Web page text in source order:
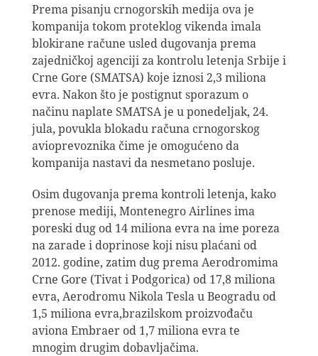
Prema pisanju crnogorskih medija ova je
kompanija tokom proteklog vikenda imala
blokirane račune usled dugovanja prema
zajedničkoj agenciji za kontrolu letenja Srbije i
Crne Gore (SMATSA) koje iznosi 2,3 miliona
evra. Nakon što je postignut sporazum o
načinu naplate SMATSA je u ponedeljak, 24.
jula, povukla blokadu računa crnogorskog
avioprevoznika čime je omogućeno da
kompanija nastavi da nesmetano posluje.
Osim dugovanja prema kontroli letenja, kako
prenose mediji, Montenegro Airlines ima
poreski dug od 14 miliona evra na ime poreza
na zarade i doprinose koji nisu plaćani od
2012. godine, zatim dug prema Aerodromima
Crne Gore (Tivat i Podgorica) od 17,8 miliona
evra, Aerodromu Nikola Tesla u Beogradu od
1,5 miliona evra,brazilskom proizvođaču
aviona Embraer od 1,7 miliona evra te
mnogim drugim dobavljačima.